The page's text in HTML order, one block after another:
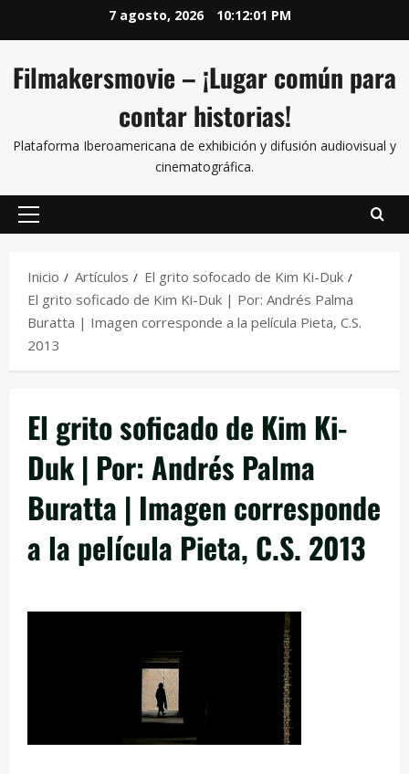
7 agosto, 2026 10:12:01 PM
Filmakersmovie – ¡Lugar común para
contar historias!
Plataforma Iberoamericana de exhibición y difusión audiovisual y
cinematográfica.
Inicio Artículos
El grito sofocado de Kim Ki-Duk
El grito soficado de Kim Ki-Duk | Por: Andrés Palma
Buratta | Imagen corresponde a la película Pieta, C.S.
2013
El grito soficado de Kim Ki-
Duk | Por: Andrés Palma
Buratta | Imagen corresponde
a la película Pieta, C.S. 2013